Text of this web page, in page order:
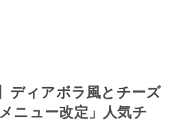
ディアボラ風とチーズ
ニュー改定」人気チ